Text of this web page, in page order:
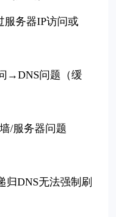
服务器IP访问或
→DNS问题（缓
/服务器问题
归DNS无法强制刷